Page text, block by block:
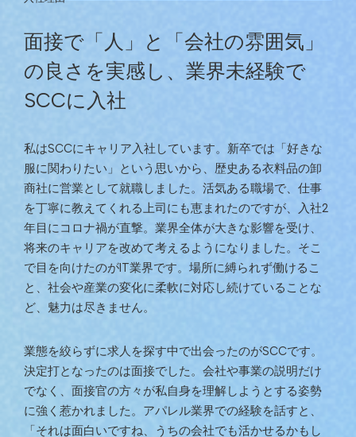
面接で「人」と「会社の雰囲気」
の良さを実感し、業界未経験で
SCCに入社
私はSCCにキャリア入社しています。新卒では「好きな
服に関わりたい」という思いから、歴史ある衣料品の卸
商社に営業として就職しました。活気ある職場で、仕事
を丁寧に教えてくれる上司にも恵まれたのですが、入社2
年目にコロナ禍が直撃。業界全体が大きな影響を受け、
将来のキャリアを改めて考えるようになりました。そこ
で目を向けたのがIT業界です。場所に縛られず働けるこ
と、社会や産業の変化に柔軟に対応し続けていることな
ど、魅力は尽きません。
業態を絞らずに求人を探す中で出会ったのがSCCです。
決定打となったのは面接でした。会社や事業の説明だけ
でなく、面接官の方々が私自身を理解しようとする姿勢
に強く惹かれました。アパレル業界での経験を話すと、
「それは面白いですね、うちの会社でも活かせるかもし